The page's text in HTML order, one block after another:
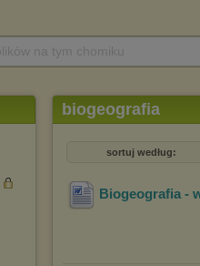
biogeografia
sortuj według:
Biogeografia -